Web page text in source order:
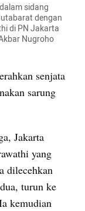
sidang
dengan
di PN Jakarta
Nugroho
senjata
sarung
Jakarta
yang
dilecehkan
turun ke
kemudian